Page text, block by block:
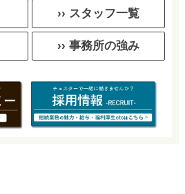
›› スタッフ一覧
›› 事務所の強み